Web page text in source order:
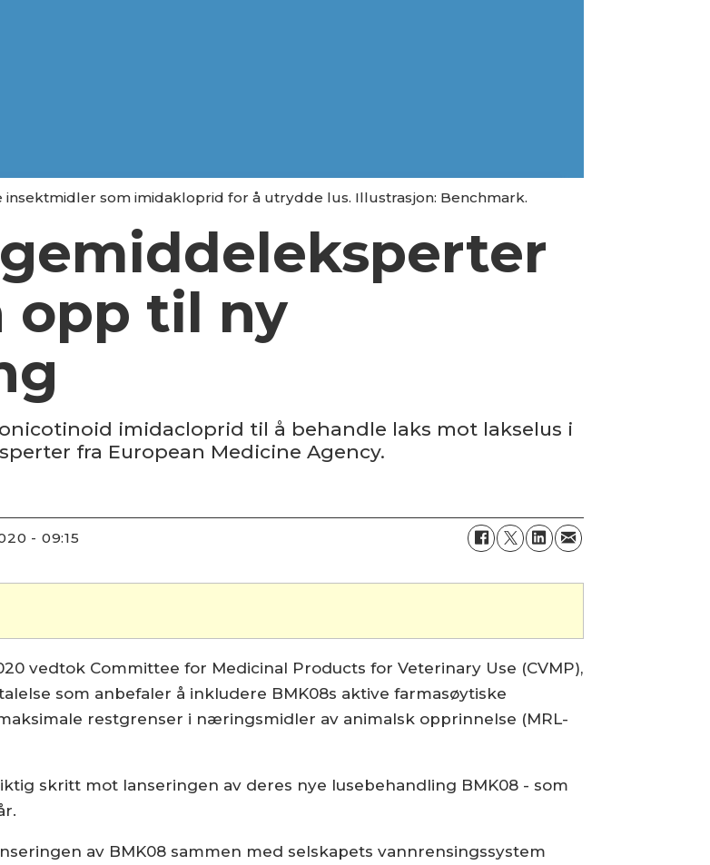
som imidakloprid for å utrydde lus. Illustrasjon: Benchmark.
opp til ny
imidacloprid til å behandle laks mot lakselus i
fra European Medicine Agency.
- 09:15
vedtok Committee for Medicinal Products for Veterinary Use (CVMP),
som anbefaler å inkludere BMK08s aktive farmasøytiske
restgrenser i næringsmidler av animalsk opprinnelse (MRL-
skritt mot lanseringen av deres nye lusebehandling BMK08 - som
av BMK08 sammen med selskapets vannrensingssystem